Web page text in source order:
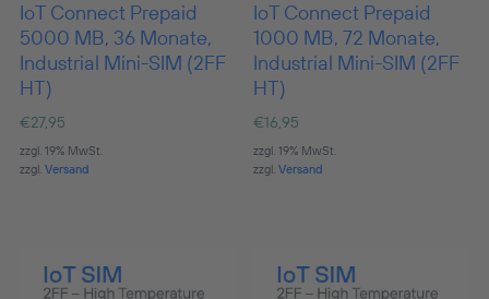
IoT Connect Prepaid
5000 MB, 36 Monate,
Industrial Mini-SIM (2FF
HT)
€27,95
zzgl. 19% MwSt.
zzgl. Versand
IoT Connect Prepaid
1000 MB, 72 Monate,
Industrial Mini-SIM (2FF
HT)
€16,95
zzgl. 19% MwSt.
zzgl.Versand